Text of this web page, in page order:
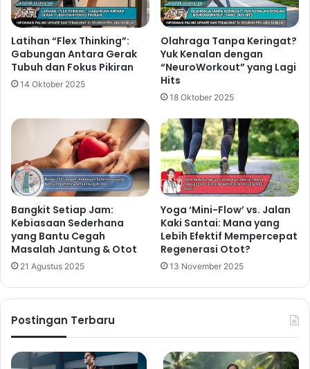
Latihan “Flex Thinking”:
Gabungan Antara Gerak
Tubuh dan Fokus Pikiran
14 Oktober 2025
Olahraga Tanpa Keringat?
Yuk Kenalan dengan
“NeuroWorkout” yang Lagi
Hits
18 Oktober 2025
Bangkit Setiap Jam:
Kebiasaan Sederhana
yang Bantu Cegah
Masalah Jantung & Otot
21 Agustus 2025
Yoga ‘Mini-Flow’ vs. Jalan
Kaki Santai: Mana yang
Lebih Efektif Mempercepat
Regenerasi Otot?
13 November 2025
Postingan Terbaru